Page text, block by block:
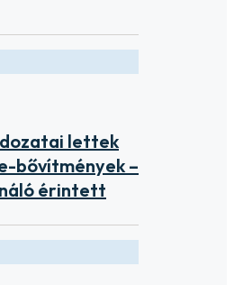
lettek
bővítmények –
érintett